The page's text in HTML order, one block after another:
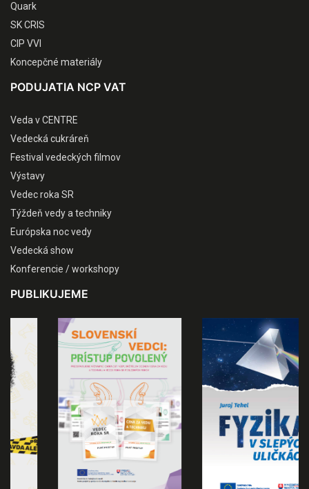
Quark
SK CRIS
CIP VVI
Koncepčné materiály
PODUJATIA NCP VAT
Veda v CENTRE
Vedecká cukráreň
Festival vedeckých filmov
Výstavy
Vedec roka SR
Týždeň vedy a techniky
Európska noc vedy
Vedecká show
Konferencie / workshopy
PUBLIKUJEME